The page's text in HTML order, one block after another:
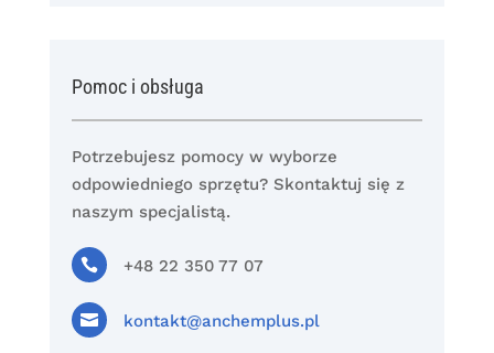
Pomoc i obsługa
Potrzebujesz pomocy w wyborze
odpowiedniego sprzętu? Skontaktuj się z
naszym specjalistą.
 +48 22 350 77 07
 kontakt@anchemplus.pl